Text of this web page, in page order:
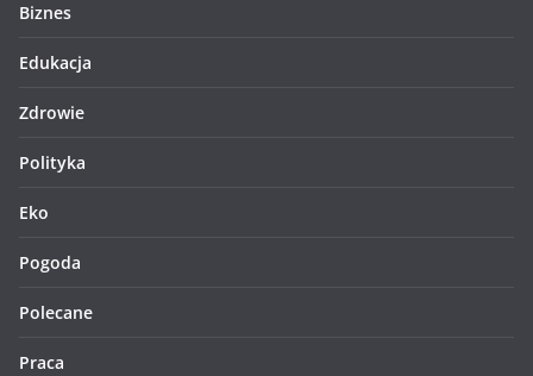
Biznes
Edukacja
Zdrowie
Polityka
Eko
Pogoda
Polecane
Praca